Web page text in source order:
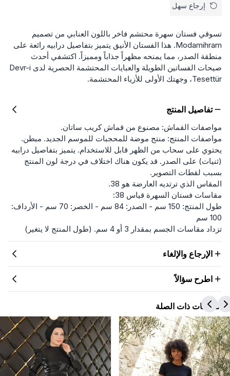
إرجاع سهل
تسوقي فستان سهرة محتشم فاخر باللون العنابي من تصميم
Modamihram. هذا الفستان الأنيق يتميز بتفاصيل درابيه رائعة على
منطقة الصدر، مما يمنحه مظهراً جذاباً ومميزاً. اكتشفي أحدث
صيحات الفساتين الطويلة والعبايات المحتشمة الحصرية لدى Devr-i
Tesettür، وجهتك الأولى للأزياء المحتشمة.
تفاصيل المنتج
مواصفات القماش: مصنوع من قماش كريب ساتان.
مواصفات المنتج: منتج موضة للمحجبات للموسم الجديد. مبطن.
يحتوي على سحاب من الظهر قابل للاستخدام. يتميز بتفاصيل درابيه
(ثنيات) على الصدر. قد يكون هناك اختلاف في درجة لون المنتج
بسبب لقطات التصوير.
المقاس الذي ترتديه العارضة هو 38.
مقاسات فستان السهرة قياس 38:
طول المنتج: 150 سم - الصدر: 84 سم - الخصر: 70 سم - الأرداف:
100 سم
تزداد مقاسات الجسم بمقدار 3 أو 4 سم. (طول المنتج لا يتغير)
الإرجاع والإلغاء
اطرح سؤالاً
المنتجات ذات الصلة